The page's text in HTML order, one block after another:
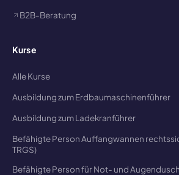
B2B-Beratung
Kurse
Alle Kurse
Ausbildung zum Erdbaumaschinenführer
Ausbildung zum Ladekranführer
Befähigte Person Auffangwannen
TRGS)
Befähigte Person für Not- und